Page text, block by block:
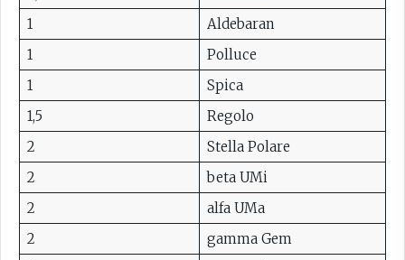
1
Aldebaran
1
Polluce
1
Spica
1,5
Regolo
2
Stella Polare
2
beta UMi
2
alfa UMa
2
gamma Gem